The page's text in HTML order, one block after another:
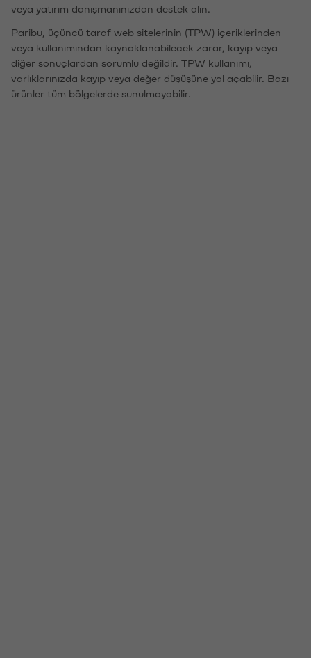
veya yatırım danışmanınızdan destek alın.
Paribu, üçüncü taraf web sitelerinin (TPW) içeriklerinden
veya kullanımından kaynaklanabilecek zarar, kayıp veya
diğer sonuçlardan sorumlu değildir. TPW kullanımı,
varlıklarınızda kayıp veya değer düşüşüne yol açabilir. Bazı
ürünler tüm bölgelerde sunulmayabilir.